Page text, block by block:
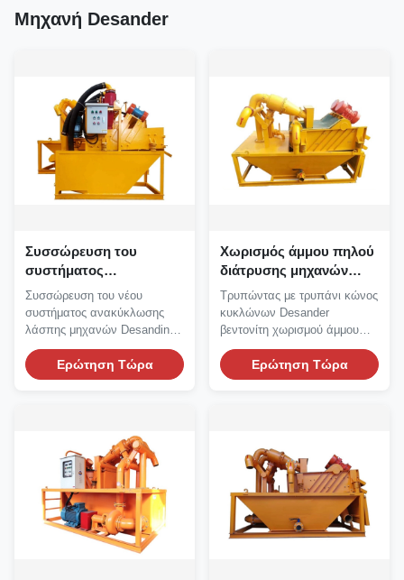
Μηχανή Desander
Συσσώρευση του
συστήματος
ανακύκλωσης λάσπης
μηχανών 53kw Hdd
Desanding ιδρύματος
Συσσώρευση του νέου
συστήματος ανακύκλωσης
λάσπης μηχανών Desanding
σχεδίου ιδρύματος Μηχανή...
Ερώτηση Τώρα
Χωρισμός άμμου πηλού
διάτρυσης μηχανών
Desander βεντονίτη
κώνων κυκλώνων
Τρυπώντας με τρυπάνι κώνος
κυκλώνων Desander
βεντονίτη χωρισμού άμμου
πηλού Βεντονίτης Desander...
Ερώτηση Τώρα